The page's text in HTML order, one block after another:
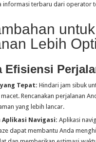
informasi terbaru dari operator
untuk
Lebih
Efisiensi
Tepat: Hindari jam sibuk
Rencanakan perjalanan
yang lebih lancar.
Aplikasi Navigasi: Aplikasi
dapat membantu Anda